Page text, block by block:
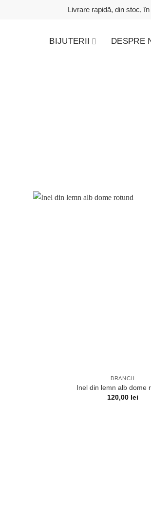
Livrare rapidă, din stoc,
BIJUTERII DESPRE
BRANCH
Inel din lemn alb dome
120,00 lei